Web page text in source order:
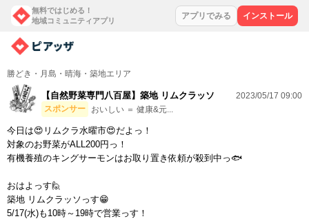
無料ではじめる！
地域コミュニティアプリ
アプリでみる インストール
勝どき・月島・晴海・築地エリア
【自然野菜専門八百屋】築地 リムクラッソ
スポンサー おいしい ＝ 健康&元...
2023/05/17 09:00
今日は😍リムクラ水曜市😍だよっ！
対象のお野菜がALL200円っ！
有機養殖のキングサーモンはお取り置き依頼が殺到中っ🐟
おはよっす🙋
築地 リムクラッソっす😁
5/17(水)も10時～19時で営業っす！